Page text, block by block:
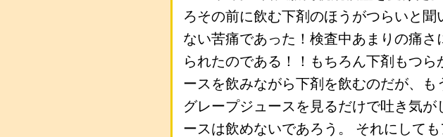
ろその前に飲む下剤のほうがつらいと
ない苦痛であった！検査中あまりの痛
られたのである！！もちろん下剤もつ
ースを飲みながら下剤を飲むのだが、
グレープジュースを見るだけで吐き気
ースは飲めないであろう。 それにして